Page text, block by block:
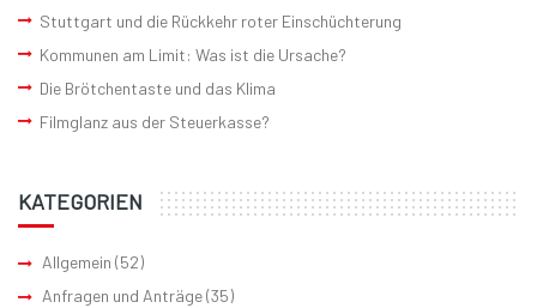
Stuttgart und die Rückkehr roter Einschüchterung
Kommunen am Limit: Was ist die Ursache?
Die Brötchentaste und das Klima
Filmglanz aus der Steuerkasse?
KATEGORIEN
Allgemein (52)
Anfragen und Anträge(35)